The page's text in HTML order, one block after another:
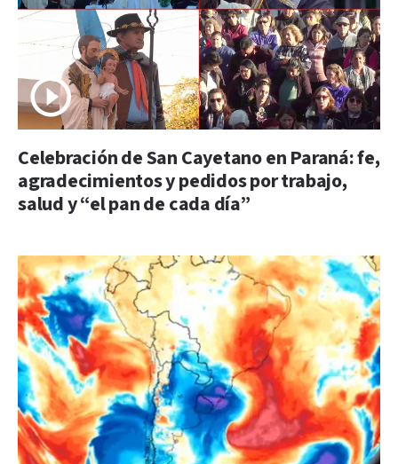
Celebración de San Cayetano en Paraná: fe,
agradecimientos y pedidos por trabajo,
salud y “el pan de cada día”